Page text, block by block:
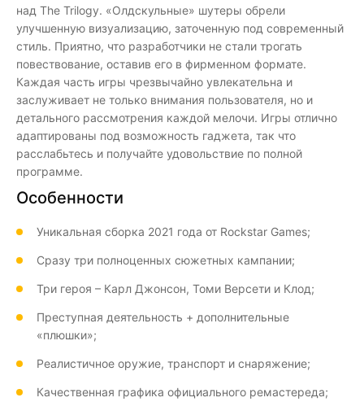
над The Trilogy. «Олдскульные» шутеры обрели
улучшенную визуализацию, заточенную под современный
стиль. Приятно, что разработчики не стали трогать
повествование, оставив его в фирменном формате.
Каждая часть игры чрезвычайно увлекательна и
заслуживает не только внимания пользователя, но и
детального рассмотрения каждой мелочи. Игры отлично
адаптированы под возможность гаджета, так что
расслабьтесь и получайте удовольствие по полной
программе.
Особенности
Уникальная сборка 2021 года от Rockstar Games;
Сразу три полноценных сюжетных кампании;
Три героя – Карл Джонсон, Томи Версети и Клод;
Преступная деятельность + дополнительные
«плюшки»;
Реалистичное оружие, транспорт и снаряжение;
Качественная графика официального ремастереда;